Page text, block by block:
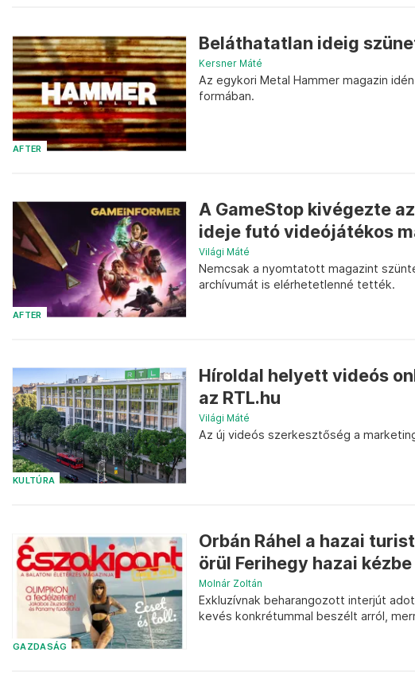
AFTER
Beláthatatlan ideig
Kersner Máté
Az egykori Metal Hammer magazin
formában.
AFTER
A GameStop kivégezte
ideje futó videójátékos
Világi Máté
Nemcsak a nyomtatott magazint
archívumát is elérhetetlenné tették.
KULTÚRA
Híroldal helyett videós
az RTL.hu
Világi Máté
Az új videós szerkesztőség a
GAZDASÁG
Orbán Ráhel a hazai
örül Ferihegy hazai
Molnár Zoltán
Exkluzívnak beharangozott interjút
kevés konkrétummal beszélt arról,